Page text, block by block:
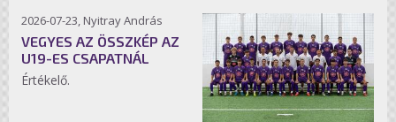
2026-07-23, Nyitray András
VEGYES AZ ÖSSZKÉP AZ
U19-ES CSAPATNÁL
Értékelő.